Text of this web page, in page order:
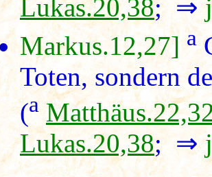
Lukas.20,38; ⇒
Markus.12,27] a
Toten, sondern
(a
Lukas.20,38; ⇒